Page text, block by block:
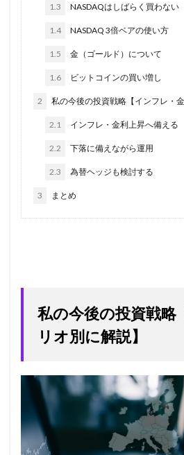
1.3 NASDAQはしばらく買わない
1.4 NASDAQ 3倍ベアの使い方
1.5 金（ゴールド）について
1.6 ビットコインの買い増し
2 私の今後の投資戦略【インフレ・金
2.1 インフレ・金利上昇へ備える
2.2 下落に備えながら運用
2.3 為替ヘッジも検討する
3 まとめ
私の今後の投資戦略
リオ別に解説】